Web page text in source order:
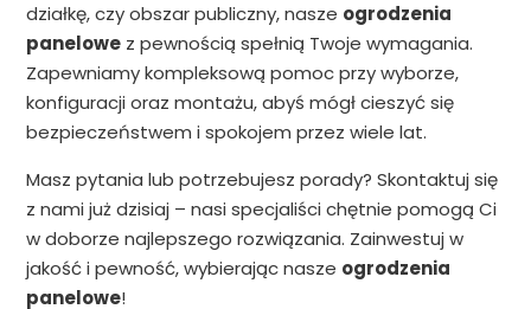
działkę, czy obszar publiczny, nasze ogrodzenia
panelowez pewnością spełnią Twoje wymagania.
Zapewniamy kompleksową pomoc przy wyborze,
konfiguracji oraz montażu, abyś mógł cieszyć się
bezpieczeństwem i spokojem przez wiele lat.
Masz pytania lub potrzebujesz porady? Skontaktuj się
z nami już dzisiaj – nasi specjaliści chętnie pomogą Ci
w doborze najlepszego rozwiązania. Zainwestuj w
jakość i pewność, wybierając nasze ogrodzenia
panelowe!